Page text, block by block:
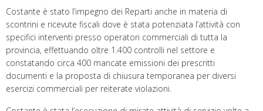
Costante è stato l’impegno dei Reparti anche in materia di
scontrini e ricevute fiscali dove è stata potenziata l’attività con
specifici interventi presso operatori commerciali di tutta la
provincia, effettuando oltre 1.400 controlli nel settore e
constatando circa 400 mancate emissioni dei prescritti
documenti e la proposta di chiusura temporanea per diversi
esercizi commerciali per reiterate violazioni.